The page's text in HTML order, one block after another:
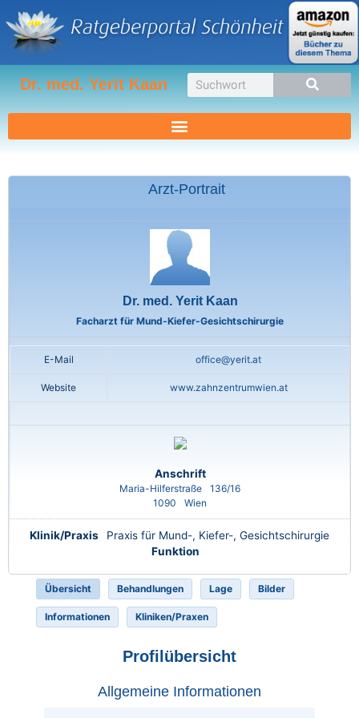
Inhalt
springen
Dr. med. Yerit Kaan Suche
Arzt-Portrait
Dr. med. Yerit Kaan
Facharzt für Mund-Kiefer-Gesichtschirurgie
E-Mail office@yerit.at
Website www.zahnzentrumwien.at
Anschrift
Maria-Hilferstraße
136/16
1090
Wien
Klinik/Praxis
Praxis für Mund-, Kiefer-, Gesichtschirurgie
Funktion
Übersicht Behandlungen Lage Bilder
Informationen Kliniken/Praxen
Profilübersicht
Allgemeine Informationen